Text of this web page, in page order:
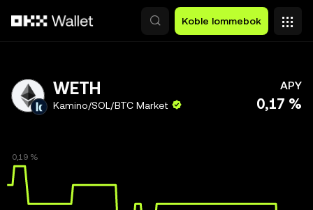
Koble lommebok
WETH
Kamino/SOL/BTC Market
APY
0,17 %